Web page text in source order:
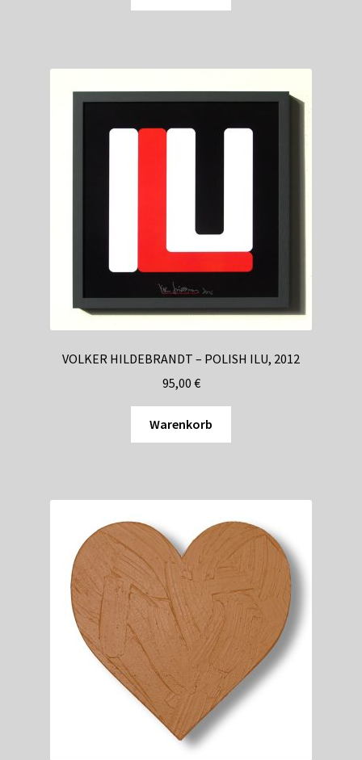
VOLKER HILDEBRANDT – POLISH ILU, 2012
95,00 €
Warenkorb